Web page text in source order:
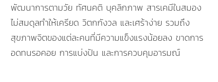
พัฒนาการตามวัย ทัศนคติ บุคลิกภาพ สารเคมีในสมอง
ไม่สมดุลทำให้เครียด วิตกกังวล และเศร้าง่าย รวมถึง
สุขภาพจิตของแต่ละคนที่มีความแข็งแรงน้อยลง ขาดการ
อดทนรอคอย การแบ่งปัน และการควบคุมอารมณ์